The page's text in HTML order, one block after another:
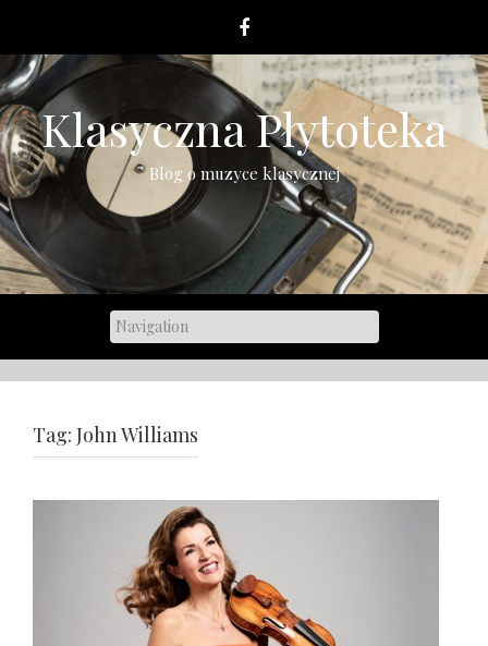
content
Klasyczna Płytoteka
Blog o muzyce klasycznej
Tag: John Williams